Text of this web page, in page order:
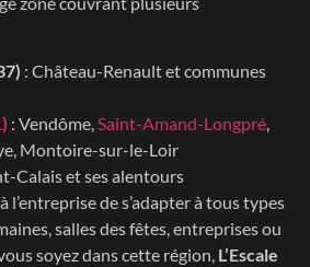
: Château-Renault et communes
: Vendôme,Saint-Amand-Longpré,
Montoire-sur-le-Loir
Calais et ses alentours
de s’adapter à tous types
salles des fêtes, entreprises ou
soyez dans cette région, L’Escale